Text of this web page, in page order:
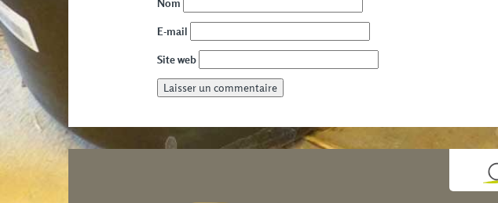
Nom
E-mail
Site web